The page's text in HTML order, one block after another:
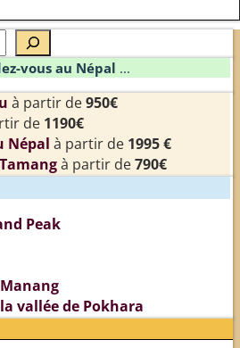
vous au Népal ...
à partir de950€
de 1190€
Népal à partir de 1995 €
à partir de790€
Peak
vallée de Pokhara